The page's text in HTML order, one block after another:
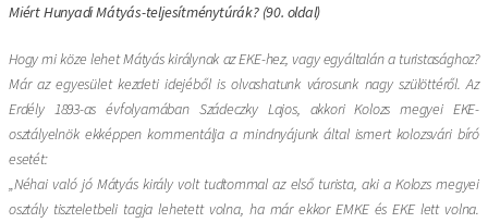
Miért Hunyadi Mátyás-teljesítménytúrák? (90. oldal)
Hogy mi köze lehet Mátyás királynak az EKE-hez, vagy egyáltalán a turistasághoz?
Már az egyesület kezdeti idejéből is olvashatunk városunk nagy szülöttéről. Az
Erdély 1893-as évfolyamában Szádeczky Lajos, akkori Kolozs megyei EKE-
osztályelnök ekképpen kommentálja a mindnyájunk által ismert kolozsvári bíró
esetét:
„Néhai való jó Mátyás király volt tudtommal az első turista, aki a Kolozs megyei
osztály tiszteletbeli tagja lehetett volna, ha már ekkor EMKE és EKE lett volna.